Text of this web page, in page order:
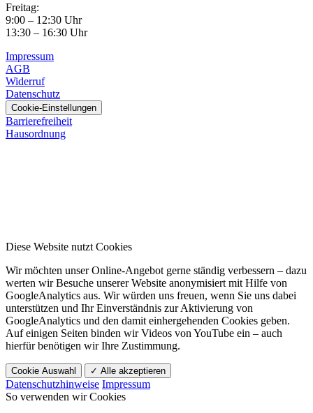
Freitag:
9:00 – 12:30 Uhr
13:30 – 16:30 Uhr
Impressum
AGB
Widerruf
Datenschutz
Cookie-Einstellungen
Barrierefreiheit
Hausordnung
Diese Website nutzt Cookies
Wir möchten unser Online-Angebot gerne ständig verbessern – dazu
werten wir Besuche unserer Website anonymisiert mit Hilfe von
GoogleAnalytics aus. Wir würden uns freuen, wenn Sie uns dabei
unterstützen und Ihr Einverständnis zur Aktivierung von
GoogleAnalytics und den damit einhergehenden Cookies geben.
Auf einigen Seiten binden wir Videos von YouTube ein – auch
hierfür benötigen wir Ihre Zustimmung.
Cookie Auswahl ✓ Alle akzeptieren
Datenschutzhinweise Impressum
So verwenden wir Cookies